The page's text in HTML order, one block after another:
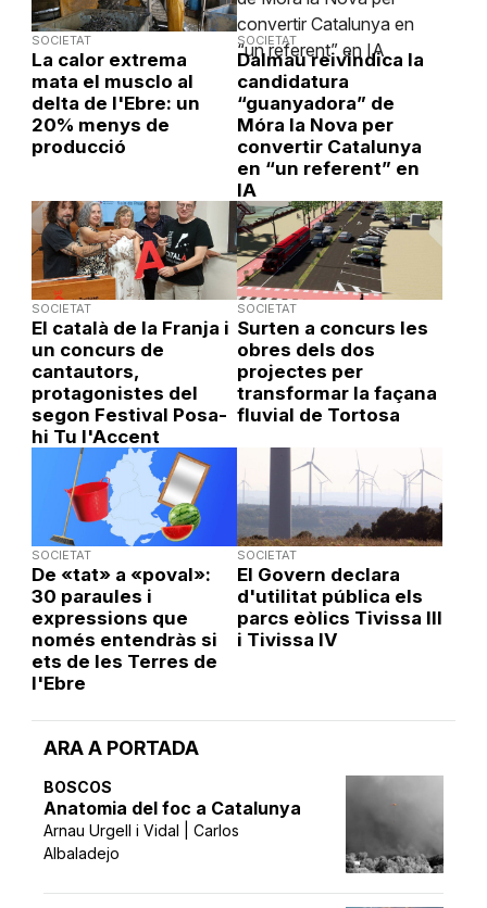
ARA A PORTADA
BOSCOS
Anatomia del foc a Catalunya
Arnau Urgell i Vidal | Carlos
Albaladejo
SOCIETAT
La calor extrema
mata el musclo al
delta de l'Ebre: un
20% menys de
producció
SOCIETAT
Dalmau reivindica la
candidatura
“guanyadora” de
Móra la Nova per
convertir Catalunya
en “un referent” en
IA
SOCIETAT
El català de la Franja i
un concurs de
cantautors,
protagonistes del
segon Festival Posa-
hi Tu l'Accent
SOCIETAT
Surten a concurs les
obres dels dos
projectes per
transformar la façana
fluvial de Tortosa
SOCIETAT
De «tat» a «poval»:
30 paraules i
expressions que
només entendràs si
ets de les Terres de
l'Ebre
SOCIETAT
El Govern declara
d'utilitat pública els
parcs eòlics Tivissa III
i Tivissa IV